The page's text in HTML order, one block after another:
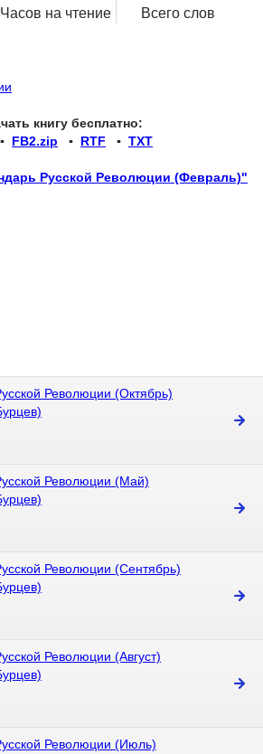
Часов на чтение Всего слов
книгу бесплатно:
FB2.zip ▪ RTF ▪ TXT
Русской Революции (Февраль)"
Революции (Октябрь)
Революции (Май)
Революции (Сентябрь)
Революции (Август)
Революции (Июль)